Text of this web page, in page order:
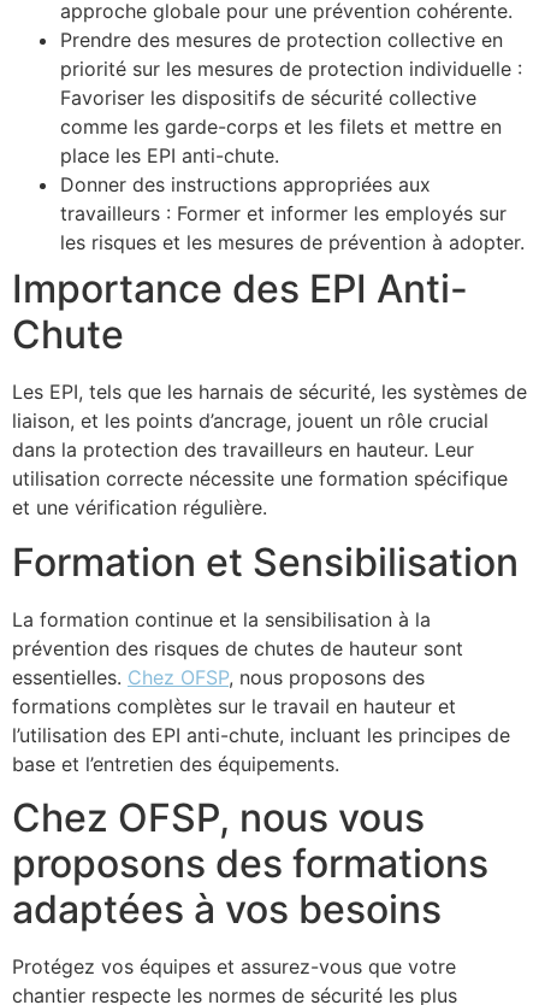
approche globale pour une prévention cohérente.
Prendre des mesures de protection collective en
priorité sur les mesures de protection individuelle :
Favoriser les dispositifs de sécurité collective
comme les garde-corps et les filets et mettre en
place les EPI anti-chute.
Donner des instructions appropriées aux
travailleurs : Former et informer les employés sur
les risques et les mesures de prévention à adopter.
Importance des EPI Anti-
Chute
Les EPI, tels que les harnais de sécurité, les systèmes de
liaison, et les points d’ancrage, jouent un rôle crucial
dans la protection des travailleurs en hauteur. Leur
utilisation correcte nécessite une formation spécifique
et une vérification régulière.
Formation et Sensibilisation
La formation continue et la sensibilisation à la
prévention des risques de chutes de hauteur sont
essentielles. Chez OFSP, nous proposons des
formations complètes sur le travail en hauteur et
l’utilisation des EPI anti-chute, incluant les principes de
base et l’entretien des équipements.
Chez OFSP, nous vous
proposons des formations
adaptées à vos besoins
Protégez vos équipes et assurez-vous que votre
chantier respecte les normes de sécurité les plus